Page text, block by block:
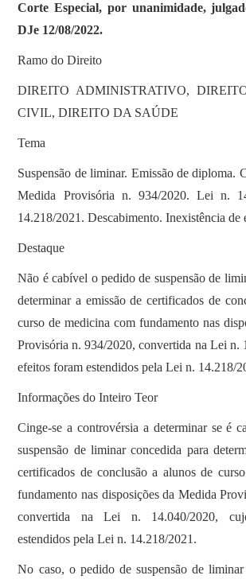
Corte Especial, por unanimidade,
DJe 12/08/2022.
Ramo do Direito
DIREITO ADMINISTRATIVO,
CIVIL, DIREITO DA SAÚDE
Tema
Suspensão de liminar. Emissão de diploma.
Medida Provisória n. 934/2020. Lei n.
14.218/2021. Descabimento. Inexistência de
Destaque
Não é cabível o pedido de suspensão de
determinar a emissão de certificados de
curso de medicina com fundamento nas
Provisória n. 934/2020, convertida na Lei n.
efeitos foram estendidos pela Lei n. 14.218/
Informações do Inteiro Teor
Cinge-se a controvérsia a determinar se é
suspensão de liminar concedida para
certificados de conclusão a alunos de
fundamento nas disposições da Medida
convertida na Lei n. 14.040/2020,
estendidos pela Lei n. 14.218/2021.
No caso, o pedido de suspensão de